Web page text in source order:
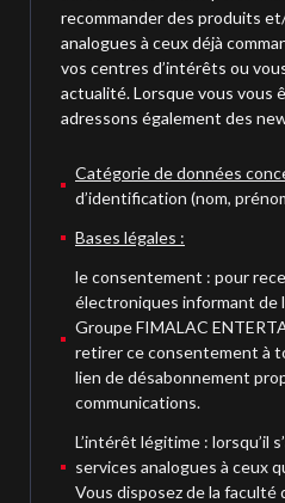
recommander des produits
analogues à ceux déjà
vos centres d’intérêts ou
actualité. Lorsque vous vous
adressons également des
Catégorie de données
d’identification (nom,
Bases légales :
le consentement : pour
électroniques informant de
Groupe FIMALAC
retirer ce consentement à
lien de désabonnement
communications.
L’intérêt légitime : lorsqu’il
services analogues à ceux
Vous disposez de la faculté